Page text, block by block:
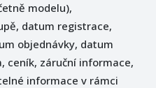
modelu),
datum registrace,
objednávky, datum
ceník, záruční informace,
informace v rámci